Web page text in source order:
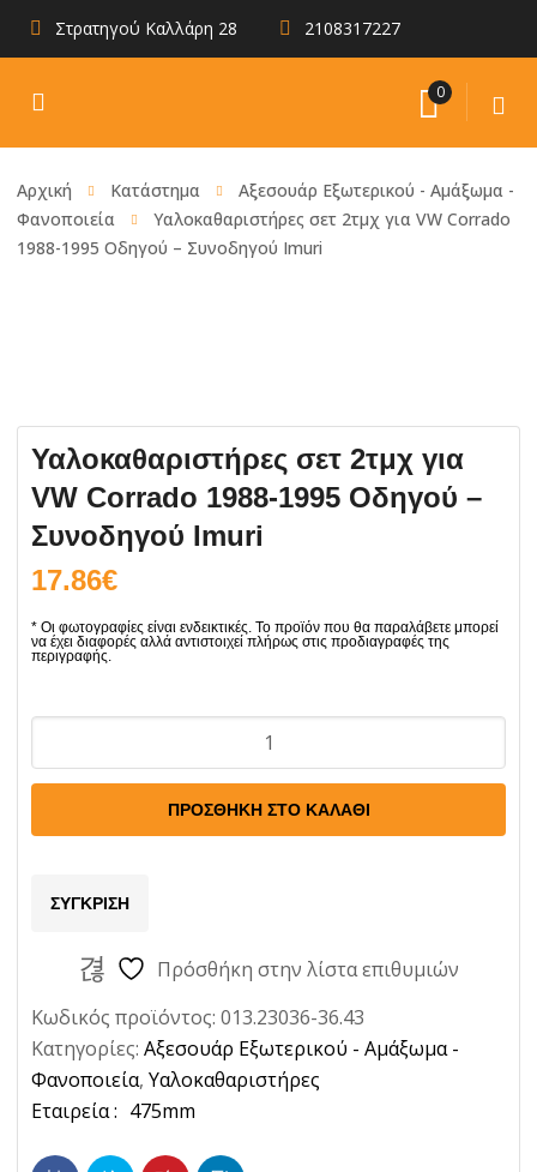
Στρατηγού Καλλάρη 28 2108317227
0
Αρχική Κατάστημα
Αξεσουάρ Εξωτερικού - Αμάξωμα -
Φανοποιεία
Υαλοκαθαριστήρες σετ 2τμχ για VW Corrado
1988-1995 Οδηγού – Συνοδηγού Imuri
Υαλοκαθαριστήρες σετ 2τμχ για
VW Corrado 1988-1995 Οδηγού –
Συνοδηγού Imuri
17.86€
σετ
για
Corrado
Συνοδηγού
Imuri
ΠΡΟΣΘΉΚΗ ΣΤΟ ΚΑΛΆΘΙ
ΣΎΓΚΡΙΣΗ
Πρόσθήκη στην λίστα επιθυμιών
Κωδικός προϊόντος: 013.23036-36.43
Κατηγορίες: Αξεσουάρ Εξωτερικού - Αμάξωμα -
Φανοποιεία, Υαλοκαθαριστήρες
Ετικέτα:
475mm